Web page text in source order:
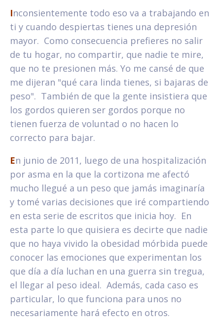
Inconsientemente todo eso va a trabajando en
ti y cuando despiertas tienes una depresión
mayor. Como consecuencia prefieres no salir
de tu hogar, no compartir, que nadie te mire,
que no te presionen más. Yo me cansé de que
me dijeran "qué cara linda tienes, si bajaras de
peso". También de que la gente insistiera que
los gordos quieren ser gordos porque no
tienen fuerza de voluntad o no hacen lo
correcto para bajar.
En junio de 2011, luego de una hospitalización
por asma en la que la cortizona me afectó
mucho llegué a un peso que jamás imaginaría
y tomé varias decisiones que iré compartiendo
en esta serie de escritos que inicia hoy. En
esta parte lo que quisiera es decirte que nadie
que no haya vivido la obesidad mórbida puede
conocer las emociones que experimentan los
que día a día luchan en una guerra sin tregua,
el llegar al peso ideal. Además, cada caso es
particular, lo que funciona para unos no
necesariamente hará efecto en otros.